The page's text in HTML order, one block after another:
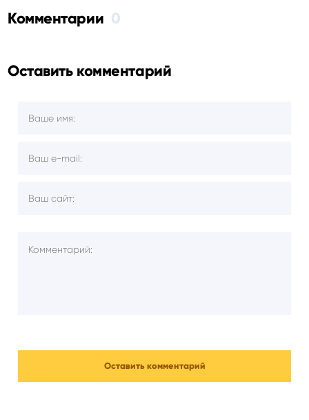
Комментарии 0
Оставить комментарий